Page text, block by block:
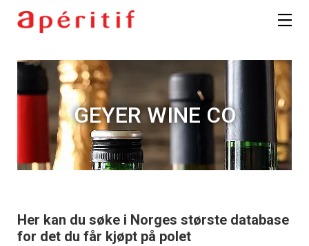
GEYER WINE CO
Her kan du søke i Norges største database
for det du får kjøpt på polet